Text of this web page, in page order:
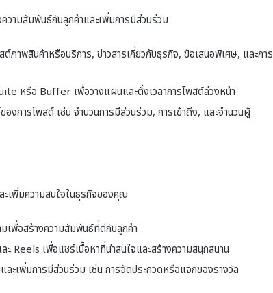
วามสัมพันธ์กับลูกค้าและเพิ่มการมีส่วนร่วม
ภาพสินค้าหรือบริการ, ข่าวสารเกี่ยวกับธุรกิจ, ข้อเสนอพิเศษ, และการ
หรือ Buffer เพื่อวางแผนและตั้งเวลาการโพสต์ล่วงหน้า
การโพสต์ เช่น จำนวนการมีส่วนร่วม, การเข้าถึง, และจำนวนผู้
เพิ่มความสนใจในธุรกิจของคุณ
เพื่อสร้างความสัมพันธ์ที่ดีกับลูกค้า
Reels เพื่อแชร์เนื้อหาที่น่าสนใจและสร้างความสนุกสนาน
ะเพิ่มการมีส่วนร่วม เช่น การจัดประกวดหรือแจกของรางวัล